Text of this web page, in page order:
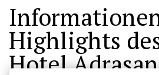
Highlights
Hotel Adrasan